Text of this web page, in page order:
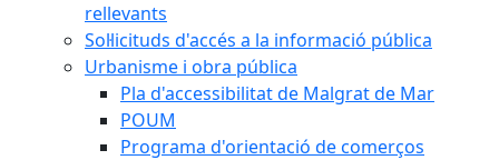
rellevants
Sol·licituds d'accés a la informació pública
Urbanisme i obra pública
Pla d'accessibilitat de Malgrat de Mar
POUM
Programa d'orientació de comerços